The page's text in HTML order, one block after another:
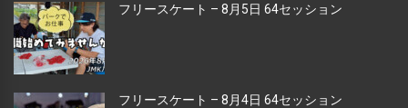
フリースケート – 8月5日 64セッション
フリースケート – 8月4日 64セッション